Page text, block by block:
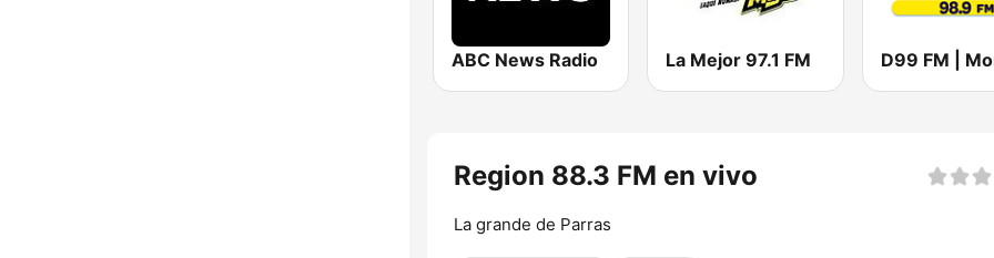
ABC News Radio La Mejor 97.1 FM
Region 88.3 FM en vivo
La grande de Parras